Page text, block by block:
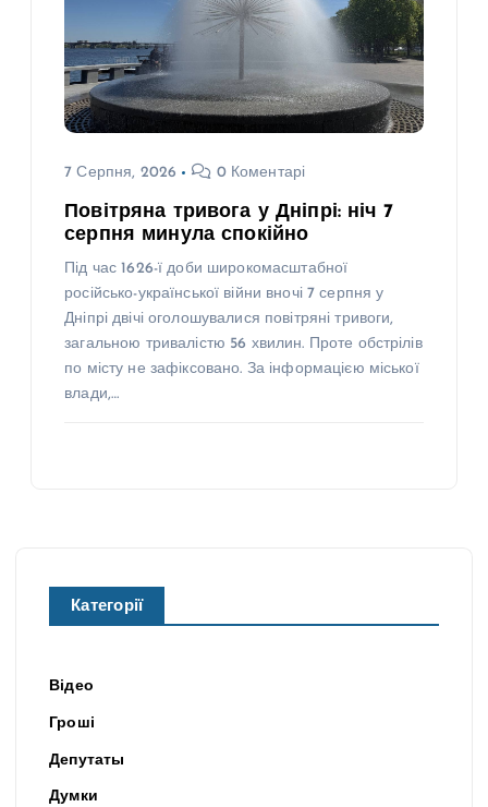
7 Серпня, 2026 0 Коментарі
Повітряна тривога у Дніпрі: ніч 7
серпня минула спокійно
Під час 1626-ї доби широкомасштабної
російсько-української війни вночі 7 серпня у
Дніпрі двічі оголошувалися повітряні тривоги,
загальною тривалістю 56 хвилин. Проте обстрілів
по місту не зафіксовано. За інформацією міської
влади,…
Категорії
Відео
Гроші
Депутаты
Думки